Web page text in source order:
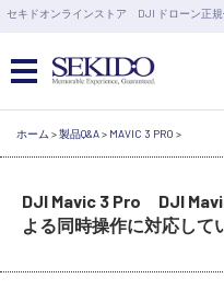
セキドオンラインストア DJI ドローン正
営業日の15時まで即日出荷
カメラドローン・生活家電
カテゴリ一覧を開く
業務用ドローン・業務
水中ドローン(ROV)・水中
RC・ロボット部品
ホーム >製品Q&A> MAVIC 3 PRO >
DJI Mavic 3 Pro DJI
よる同時操作に対応して